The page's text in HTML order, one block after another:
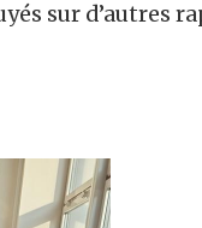
sur d’autres